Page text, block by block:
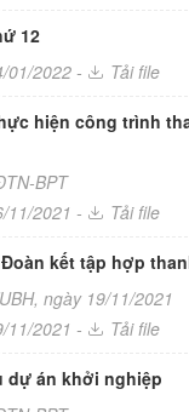
12
01/2022 - Tải file
hiện công trình
BPT
11/2021 - Tải file
kết tập hợp
ngày 19/11/2021
11/2021 - Tải file
dự án khởi nghiệp